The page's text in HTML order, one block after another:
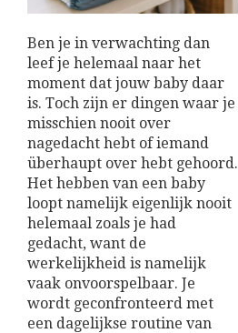
Ben je in verwachting dan
leef je helemaal naar het
moment dat jouw baby daar
is. Toch zijn er dingen waar je
misschien nooit over
nagedacht hebt of iemand
überhaupt over hebt gehoord.
Het hebben van een baby
loopt namelijk eigenlijk nooit
helemaal zoals je had
gedacht, want de
werkelijkheid is namelijk
vaak onvoorspelbaar. Je
wordt geconfronteerd met
een dagelijkse routine van